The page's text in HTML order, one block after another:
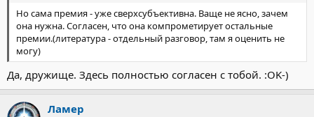
Но сама премия - уже сверхсубъективна. Ваще не ясно, зачем
она нужна. Согласен, что она компрометирует остальные
премии.(литература - отдельный разговор, там я оценить не
могу)
Да, дружище. Здесь полностью согласен с тобой. :OK-)
Ламер